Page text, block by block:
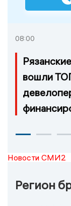
08:00
вошли
Новости СМИ2
Регион